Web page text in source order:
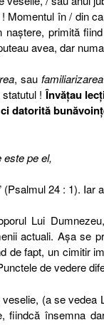
Momentul în / din
naştere, primită
avea, dar
, saufamiliarizarea
statutul !Învăţau
datorită
pe el,
(Psalmul 24 : 1). Iar
Lui
actuali. Aşa se
de fapt, un cimitir
de vedere
(a se
fiindcă însemna